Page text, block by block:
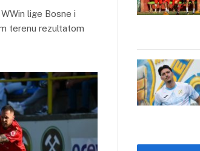
lige Bosne i
terenu rezultatom